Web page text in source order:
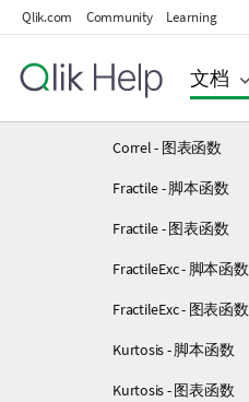
Qlik.com Community Learning
文档
Avg - 脚本函数
Avg - 图表函数
Correl - 图表函数
Fractile - 脚本函数
Fractile - 图表函数
FractileExc - 脚本函数
FractileExc - 图表函数
Kurtosis - 脚本函数
Kurtosis - 图表函数